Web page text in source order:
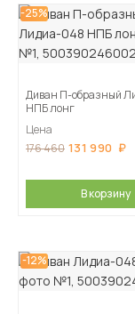
-25%
Диван П-образный
НПБ лонг
Цена
176 460 131 990
В корзину
-12%